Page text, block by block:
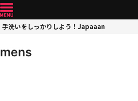
手洗いをしっかりしよう！Japaaan
mens